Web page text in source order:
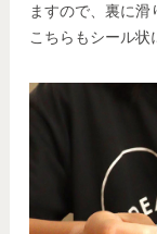
ますので、裏に滑
こちらもシール状